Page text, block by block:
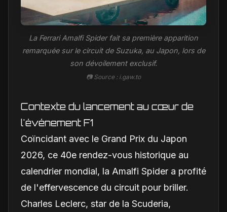
La Ferrari Amalfi Spider fait sa première apparition
remarquée sur le circuit de Suzuka, au Japon, lors de
son dévoilement exclusif.
📷 Source : i.gaw.to
Contexte du lancement au cœur de
l'événement F1
Coïncidant avec le Grand Prix du Japon
2026, ce 40e rendez-vous historique au
calendrier mondial, la Amalfi Spider a profité
de l'effervescence du circuit pour briller.
Charles Leclerc, star de la Scuderia,